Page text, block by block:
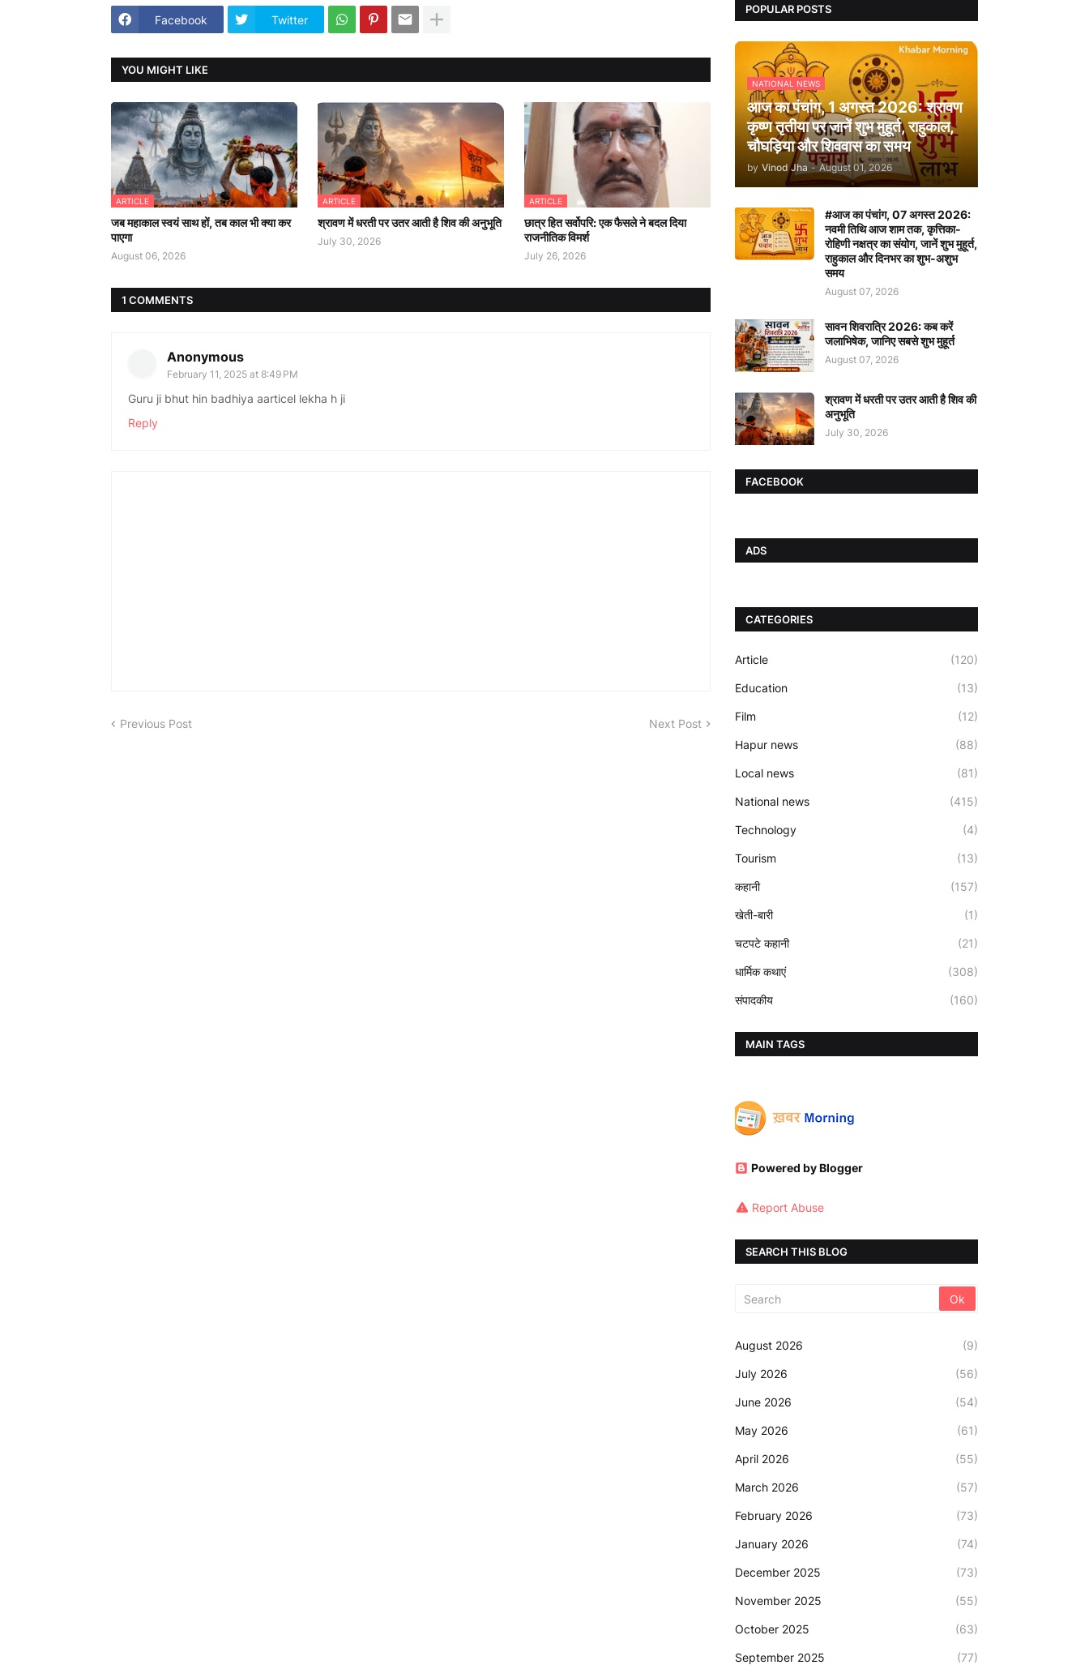
Facebook Twitter
YOU MIGHT LIKE
ARTICLE
जब महाकाल स्वयं साथ हों, तब काल भी क्या कर
पाएगा
August 06, 2026
ARTICLE
श्रावण में धरती पर उतर आती है शिव की अनुभूति
July 30, 2026
ARTICLE
छात्र हित सर्वोपरि: एक फैसले ने बदल दिया
राजनीतिक विमर्श
July 26, 2026
1 COMMENTS
Anonymous
February 11, 2025 at 8:49 PM
Guru ji bhut hin badhiya aarticel lekha h ji
Reply
Previous Post Next Post
POPULAR POSTS
NATIONAL NEWS
आज का पंचांग, 1 अगस्त 2026: श्रावण
कृष्ण तृतीया पर जानें शुभ मुहूर्त, राहुकाल,
चौघड़िया और शिववास का समय
by Vinod Jha - August 01, 2026
#आज का पंचांग, 07 अगस्त 2026:
नवमी तिथि आज शाम तक, कृत्तिका-
रोहिणी नक्षत्र का संयोग, जानें शुभ मुहूर्त,
राहुकाल और दिनभर का शुभ-अशुभ
समय
August 07, 2026
सावन शिवरात्रि 2026: कब करें
जलाभिषेक, जानिए सबसे शुभ मुहूर्त
August 07, 2026
श्रावण में धरती पर उतर आती है शिव की
अनुभूति
July 30, 2026
FACEBOOK
ADS
CATEGORIES
Article (120)
Education (13)
Film (12)
Hapur news (88)
Local news (81)
National news (415)
Technology (4)
Tourism (13)
कहानी (157)
खेती-बारी (1)
चटपटे कहानी (21)
धार्मिक कथाएं (308)
संपादकीय (160)
MAIN TAGS
Powered by Blogger
Report Abuse
SEARCH THIS BLOG
August 2026 (9)
July 2026 (56)
June 2026 (54)
May 2026 (61)
April 2026 (55)
March 2026 (57)
February 2026 (73)
January 2026 (74)
December 2025 (73)
November 2025 (55)
October 2025 (63)
September 2025 (77)